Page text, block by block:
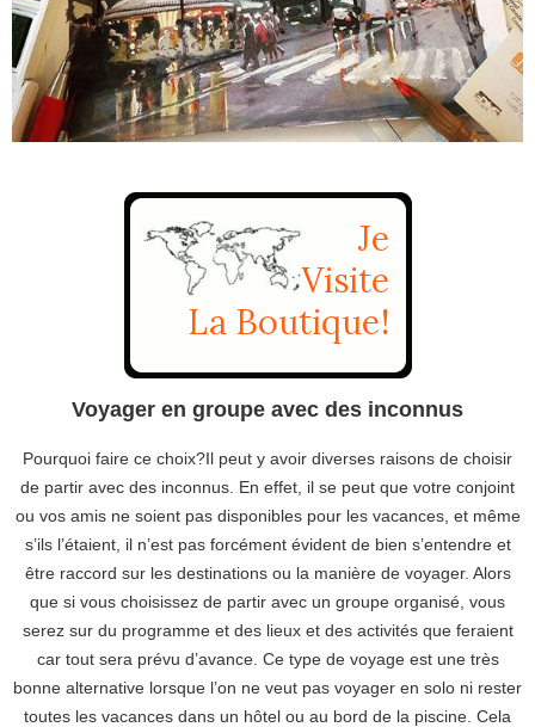
Voyager en groupe avec des inconnus
Pourquoi faire ce choix?Il peut y avoir diverses raisons de choisir
de partir avec des inconnus. En effet, il se peut que votre conjoint
ou vos amis ne soient pas disponibles pour les vacances, et même
s’ils l’étaient, il n’est pas forcément évident de bien s’entendre et
être raccord sur les destinations ou la manière de voyager. Alors
que si vous choisissez de partir avec un groupe organisé, vous
serez sur du programme et des lieux et des activités que feraient
car tout sera prévu d’avance. Ce type de voyage est une très
bonne alternative lorsque l’on ne veut pas voyager en solo ni rester
toutes les vacances dans un hôtel ou au bord de la piscine. Cela